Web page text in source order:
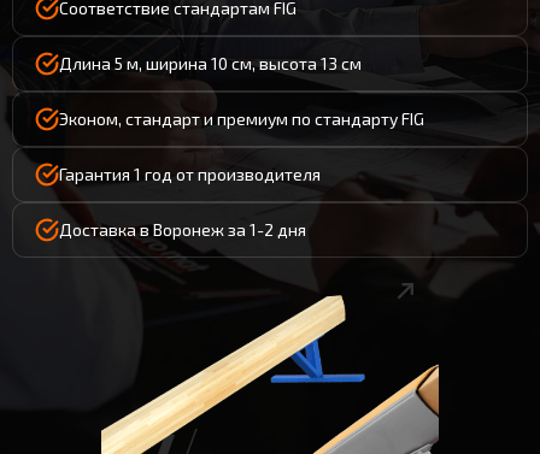
Соответствие стандартам FIG
Длина 5 м, ширина 10 см, высота 13 см
Эконом, стандарт и премиум по стандарту FIG
Гарантия 1 год от производителя
Доставка в Воронеж за 1-2 дня